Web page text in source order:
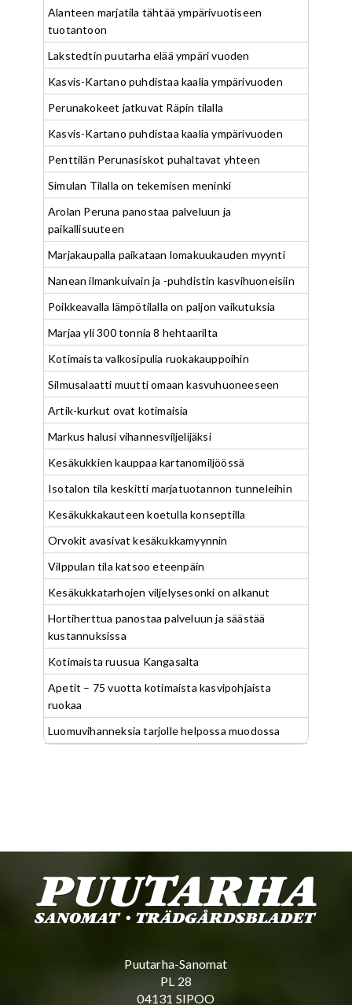
Alanteen marjatila tähtää ympärivuotiseen
tuotantoon
Lakstedtin puutarha elää ympäri vuoden
Kasvis-Kartano puhdistaa kaalia ympärivuoden
Perunakokeet jatkuvat Räpin tilalla
Kasvis-Kartano puhdistaa kaalia ympärivuoden
Penttilän Perunasiskot puhaltavat yhteen
Simulan Tilalla on tekemisen meninki
Arolan Peruna panostaa palveluun ja
paikallisuuteen
Marjakaupalla paikataan lomakuukauden myynti
Nanean ilmankuivain ja -puhdistin kasvihuoneisiin
Poikkeavalla lämpötilalla on paljon vaikutuksia
Marjaa yli 300 tonnia 8 hehtaarilta
Kotimaista valkosipulia ruokakauppoihin
Silmusalaatti muutti omaan kasvuhuoneeseen
Artik-kurkut ovat kotimaisia
Markus halusi vihannesviljelijäksi
Kesäkukkien kauppaa kartanomiljöössä
Isotalon tila keskitti marjatuotannon tunneleihin
Kesäkukkakauteen koetulla konseptilla
Orvokit avasivat kesäkukkamyynnin
Vilppulan tila katsoo eteenpäin
Kesäkukkatarhojen viljelysesonki on alkanut
Hortiherttua panostaa palveluun ja säästää
kustannuksissa
Kotimaista ruusua Kangasalta
Apetit – 75 vuotta kotimaista kasvipohjaista
ruokaa
Luomuvihanneksia tarjolle helpossa muodossa
Puutarha-Sanomat
PL 28
04131 SIPOO